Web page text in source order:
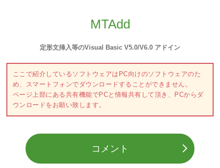
MTAdd
定形文挿入等のVisual Basic V5.0/V6.0 アドイン
ここで紹介しているソフトウェアはPC向けのソフトウェアのた
め、スマートフォンでダウンロードすることができません。
ページ上部にある共有機能でPCと情報共有して頂き、PCからダ
ウンロードをお願い致します。
コメント